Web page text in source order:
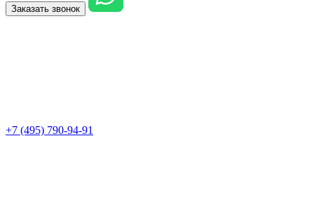
Заказать звонок
+7 (495) 790-94-91